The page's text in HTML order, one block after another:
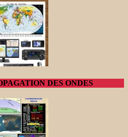
DES ONDES